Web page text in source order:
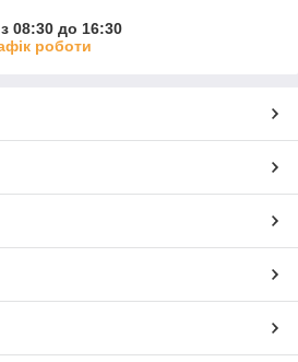
08:30 до 16:30
роботи